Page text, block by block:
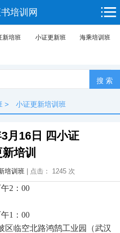
培训网
新培班 小证更新班 海乘培训班
> 小证更新培训班
月16日 四小证
培训
培训班 | 点击： 1245 次
2：00
1：00
区临空北路鸿鹄工业园（武汉